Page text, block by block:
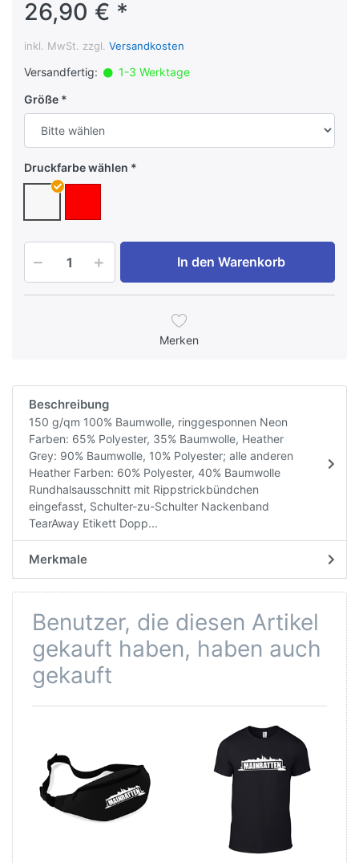
26,90 € *
inkl. MwSt. zzgl. Versandkosten
Versandfertig:
1-3 Werktage
Größe
Druckfarbe wählen
In den Warenkorb
Merken
Beschreibung
150 g/qm 100% Baumwolle, ringgesponnen Neon
Farben: 65% Polyester, 35% Baumwolle, Heather
Grey: 90% Baumwolle, 10% Polyester; alle anderen
Heather Farben: 60% Polyester, 40% Baumwolle
Rundhalsausschnitt mit Rippstrickbündchen
eingefasst, Schulter-zu-Schulter Nackenband
TearAway Etikett Dopp...
Merkmale
Benutzer, die diesen Artikel
gekauft haben, haben auch
gekauft